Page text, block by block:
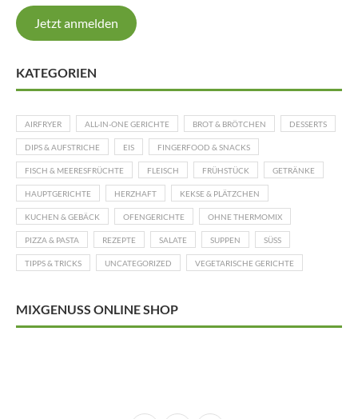
Jetzt anmelden
KATEGORIEN
AIRFRYER ALL-IN-ONE GERICHTE BROT & BRÖTCHEN DESSERTS
DIPS & AUFSTRICHE EIS FINGERFOOD & SNACKS
FISCH & MEERESFRÜCHTE FLEISCH FRÜHSTÜCK GETRÄNKE
HAUPTGERICHTE HERZHAFT KEKSE & PLÄTZCHEN
KUCHEN & GEBÄCK OFENGERICHTE OHNE THERMOMIX
PIZZA & PASTA REZEPTE SALATE SUPPEN SÜSS
TIPPS & TRICKS UNCATEGORIZED VEGETARISCHE GERICHTE
MIXGENUSS ONLINE SHOP